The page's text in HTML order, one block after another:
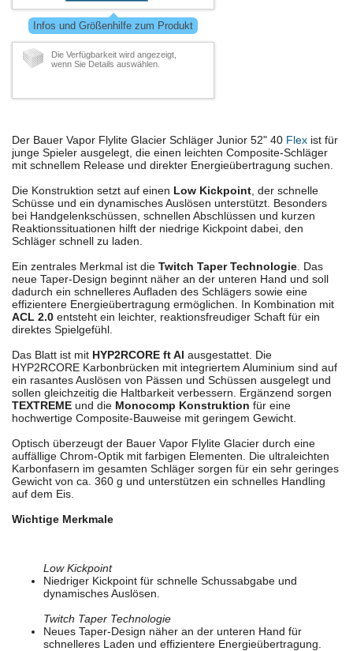
Infos und Größenhilfe zum Produkt
Die Verfügbarkeit wird angezeigt,
wenn Sie Details auswählen.
Der Bauer Vapor Flylite Glacier Schläger Junior 52" 40 Flex ist für
junge Spieler ausgelegt, die einen leichten Composite-Schläger
mit schnellem Release und direkter Energieübertragung suchen.
Die Konstruktion setzt auf einen Low Kickpoint , der schnelle
Schüsse und ein dynamisches Auslösen unterstützt. Besonders
bei Handgelenkschüssen, schnellen Abschlüssen und kurzen
Reaktionssituationen hilft der niedrige Kickpoint dabei, den
Schläger schnell zu laden.
Ein zentrales Merkmal ist die Twitch Taper Technologie . Das
neue Taper-Design beginnt näher an der unteren Hand und soll
dadurch ein schnelleres Aufladen des Schlägers sowie eine
effizientere Energieübertragung ermöglichen. In Kombination mit
ACL 2.0 entsteht ein leichter, reaktionsfreudiger Schaft für ein
direktes Spielgefühl.
Das Blatt ist mit HYP2RCORE ft Al ausgestattet. Die
HYP2RCORE Karbonbrücken mit integriertem Aluminium sind auf
ein rasantes Auslösen von Pässen und Schüssen ausgelegt und
sollen gleichzeitig die Haltbarkeit verbessern. Ergänzend sorgen
TEXTREME und die Monocomp Konstruktion für eine
hochwertige Composite-Bauweise mit geringem Gewicht.
Optisch überzeugt der Bauer Vapor Flylite Glacier durch eine
auffällige Chrom-Optik mit farbigen Elementen. Die ultraleichten
Karbonfasern im gesamten Schläger sorgen für ein sehr geringes
Gewicht von ca. 360 g und unterstützen ein schnelles Handling
auf dem Eis.
Wichtige Merkmale
Low Kickpoint
Niedriger Kickpoint für schnelle Schussabgabe und
dynamisches Auslösen.
Twitch Taper Technologie
Neues Taper-Design näher an der unteren Hand für
schnelleres Laden und effizientere Energieübertragung.